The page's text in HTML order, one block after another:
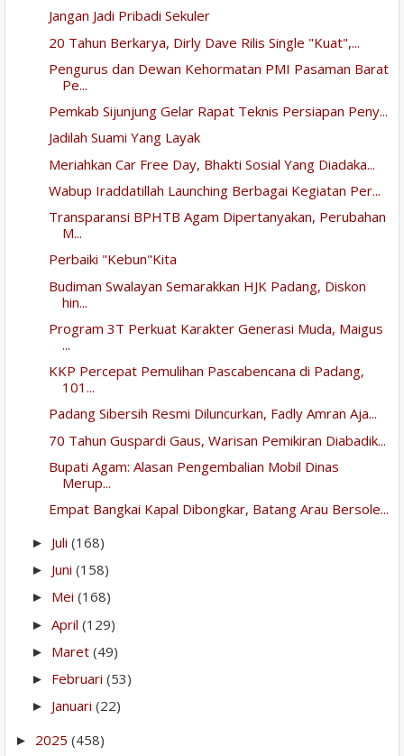
Jangan Jadi Pribadi Sekuler
20 Tahun Berkarya, Dirly Dave Rilis Single "Kuat",...
Pengurus dan Dewan Kehormatan PMI Pasaman Barat
Pe...
Pemkab Sijunjung Gelar Rapat Teknis Persiapan Peny...
Jadilah Suami Yang Layak
Meriahkan Car Free Day, Bhakti Sosial Yang Diadaka...
Wabup Iraddatillah Launching Berbagai Kegiatan Per...
Transparansi BPHTB Agam Dipertanyakan, Perubahan
M...
Perbaiki "Kebun"Kita
Budiman Swalayan Semarakkan HJK Padang, Diskon
hin...
Program 3T Perkuat Karakter Generasi Muda, Maigus
...
KKP Percepat Pemulihan Pascabencana di Padang,
101...
Padang Sibersih Resmi Diluncurkan, Fadly Amran Aja...
70 Tahun Guspardi Gaus, Warisan Pemikiran Diabadik...
Bupati Agam: Alasan Pengembalian Mobil Dinas
Merup...
Empat Bangkai Kapal Dibongkar, Batang Arau Bersole...
► Juli (168)
► Juni (158)
► Mei (168)
► April (129)
► Maret (49)
► Februari (53)
► Januari (22)
► 2025 (458)